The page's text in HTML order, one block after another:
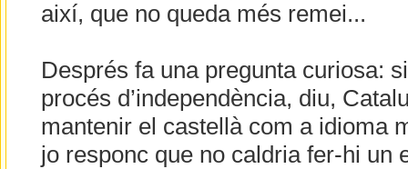
així, que no queda més remei...
Després fa una pregunta curiosa:
procés d’independència, diu,
mantenir el castellà com a idioma
jo responc que no caldria fer-hi un